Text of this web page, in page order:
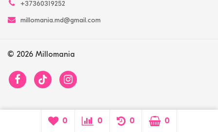
+37360319252
millomania.md@gmail.com
© 2026 Millomania
0 0 0 0